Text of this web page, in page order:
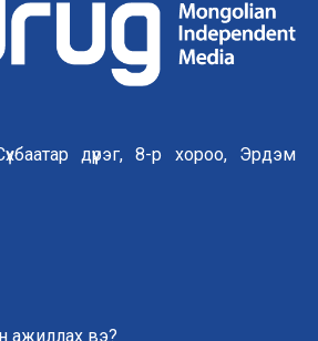
дүүрэг, 8-р хороо, Эрдэм
ажиллах вэ?